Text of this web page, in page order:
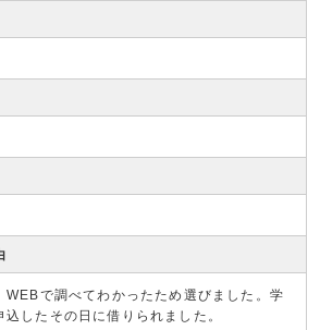
WEBで調べてわかったため選びました。学
したその日に借りられました。